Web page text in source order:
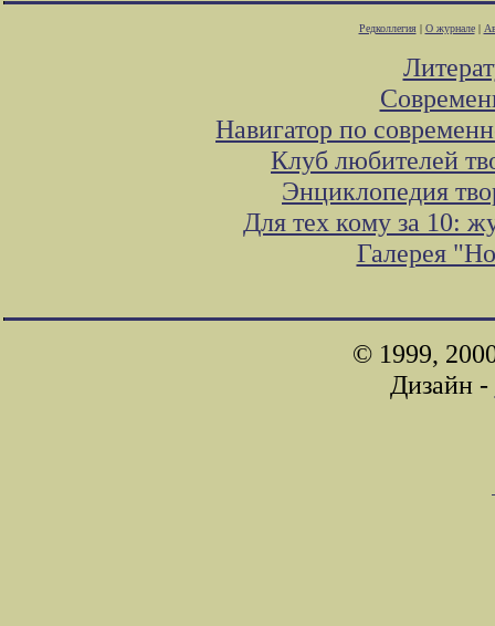
Редколлегия| О журнале|
Навигатор по
Клуб любителей
Энциклопедия
Для тех кому за 10:
Галерея
© 1999,
Дизайн -